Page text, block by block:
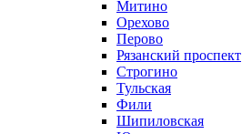
Митино
Орехово
Перово
Рязанский проспект
Строгино
Тульская
Фили
Шипиловская